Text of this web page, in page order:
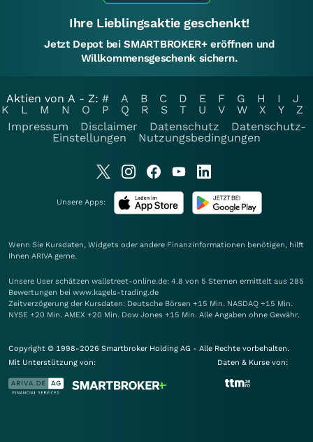
Ihre Lieblingsaktie geschenkt!
Jetzt Depot bei SMARTBROKER+ eröffnen und
Willkommensgeschenk sichern.
Aktien von A - Z: # A B C D E F G H I
J
K
L M N O P Q R S T U V W X Y
Z
Impressum
Disclaimer Datenschutz
Datenschutz-
Einstellungen
Nutzungsbedingungen
Unsere Apps:
Wenn Sie Kursdaten, Widgets oder andere Finanzinformationen benötigen, hilft
Ihnen ARIVA gerne.
Unsere User schätzen wallstreet-online.de: 4.8 von 5 Sternen ermittelt aus 285
Bewertungen bei www.kagels-trading.de
Zeitverzögerung der Kursdaten: Deutsche Börsen +15 Min. NASDAQ +15 Min.
NYSE +20 Min. AMEX +20 Min. Dow Jones +15 Min. Alle Angaben ohne Gewähr.
Copyright © 1998-2026 Smartbroker Holding AG - Alle Rechte vorbehalten.
Mit Unterstützung von:
Daten & Kurse von: